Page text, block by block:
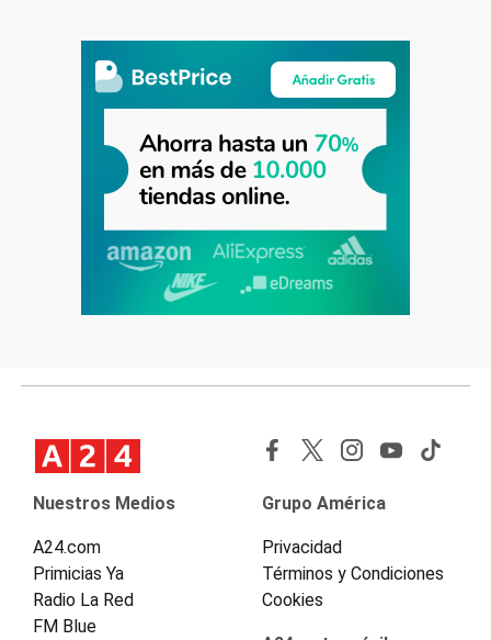
Nuestros Medios
A24.com
Primicias Ya
Radio La Red
FM Blue
Grupo América
Privacidad
Términos y Condiciones
Cookies